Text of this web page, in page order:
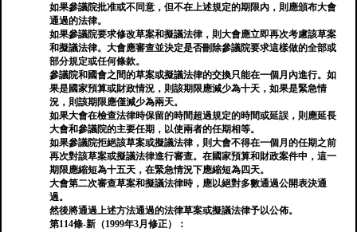
如果參議院批准或不同意，但不在上述規定的期限內，則應頒布大會
通過的法律。
如果參議院要求修改草案和擬議法律，則大會應立即再次考慮該草案
和擬議法律。大會應審查並決定是否刪除參議院要求這樣做的全部或
部分規定或任何條款。
參議院和國會之間的草案或擬議法律的交換只能在一個月內進行。如
果是國家預算或財政情況，則該期限應減少為十天，如果是緊急情
況，則該期限應僅減少為兩天。
如果大會在檢查法律時保留的時間超過規定的時間或延誤，則應延長
大會和參議院的主要任期，以使兩者的任期相等。
如果參議院拒絕該草案或擬議法律，則大會不得在一個月的任期之前
再次對該草案或擬議法律進行審查。在國家預算和財政案件中，這一
期限應縮短為十五天，在緊急情況下應縮短為四天。
大會第二次審查草案和擬議法律時，應以絕對多數通過公開表決通
過。
然後將通過上述方法通過的法律草案或擬議法律予以公佈。
第114條-新（1999年3月修正）：